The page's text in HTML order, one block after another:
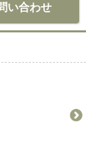
い合わせ